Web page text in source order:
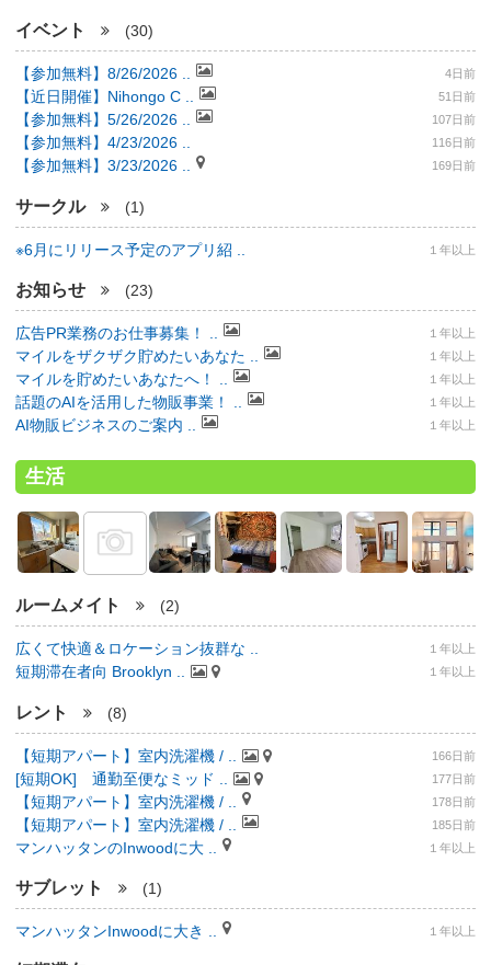
イベント (30)
【参加無料】8/26/2026 .. 4日前
【近日開催】Nihongo C .. 51日前
【参加無料】5/26/2026 .. 107日前
【参加無料】4/23/2026 .. 116日前
【参加無料】3/23/2026 .. 169日前
サークル (1)
※6月にリリース予定のアプリ紹 .. １年以上
お知らせ (23)
広告PR業務のお仕事募集！ .. １年以上
マイルをザクザク貯めたいあなた .. １年以上
マイルを貯めたいあなたへ！ .. １年以上
話題のAIを活用した物販事業！ .. １年以上
AI物販ビジネスのご案内 .. １年以上
生活
ルームメイト (2)
広くて快適＆ロケーション抜群な .. １年以上
短期滞在者向 Brooklyn .. １年以上
レント (8)
【短期アパート】室内洗濯機 / .. 166日前
[短期OK] 通勤至便なミッド .. 177日前
【短期アパート】室内洗濯機 / .. 178日前
【短期アパート】室内洗濯機 / .. 185日前
マンハッタンのInwoodに大 .. １年以上
サブレット (1)
マンハッタンInwoodに大き .. １年以上